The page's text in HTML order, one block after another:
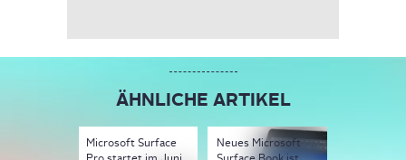
ÄHNLICHE ARTIKEL
Microsoft Surface
Neues Microsoft